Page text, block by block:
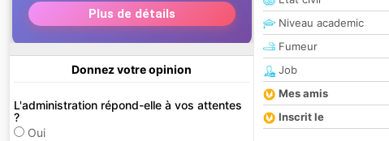
Donnez votre opinion
L'administration répond-elle à vos attentes
?
Oui
Niveau academic
Fumeur
Job
Mes amis
Inscrit le